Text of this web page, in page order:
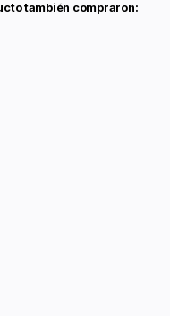
también compraron: